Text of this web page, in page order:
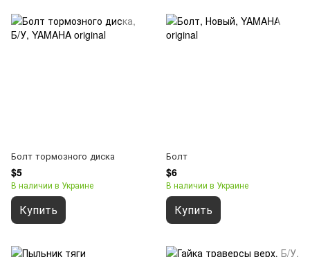
Болт тормозного диска
$5
В наличии в Украине
Купить
Болт
$6
В наличии в Украине
Купить